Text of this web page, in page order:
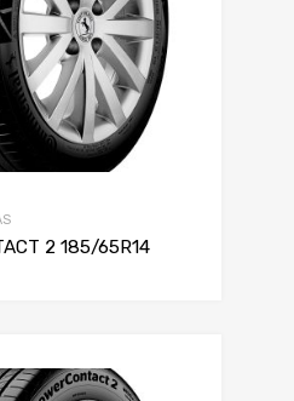
2 185/65R14